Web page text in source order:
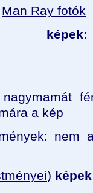
Man Ray fotók
a kép
nem
)